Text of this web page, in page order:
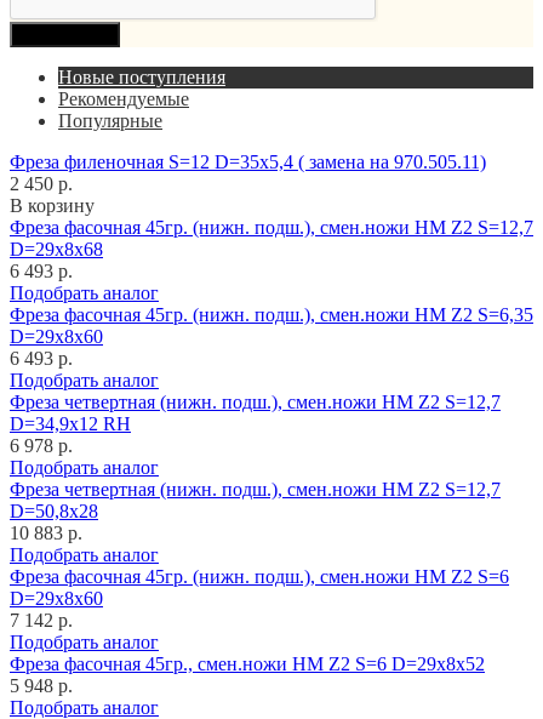
Новые поступления
Рекомендуемые
Популярные
Фреза филеночная S=12 D=35x5,4 ( замена на 970.505.11)
2 450 р.
В корзину
Фреза фасочная 45гр. (нижн. подш.), смен.ножи HM Z2 S=12,7
D=29x8x68
6 493 р.
Подобрать аналог
Фреза фасочная 45гр. (нижн. подш.), смен.ножи HM Z2 S=6,35
D=29x8x60
6 493 р.
Подобрать аналог
Фреза четвертная (нижн. подш.), смен.ножи HM Z2 S=12,7
D=34,9x12 RH
6 978 р.
Подобрать аналог
Фреза четвертная (нижн. подш.), смен.ножи HM Z2 S=12,7
D=50,8x28
10 883 р.
Подобрать аналог
Фреза фасочная 45гр. (нижн. подш.), смен.ножи HM Z2 S=6
D=29x8x60
7 142 р.
Подобрать аналог
Фреза фасочная 45гр., смен.ножи HM Z2 S=6 D=29x8x52
5 948 р.
Подобрать аналог